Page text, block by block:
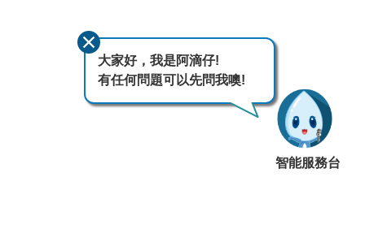
大家好，我是阿滴仔!
有任何問題可以先問我噢!
智能服務台